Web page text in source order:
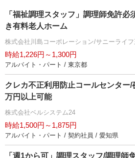
「福祉調理スタッフ」調理師免許必
き有料老人ホーム
株式会社川島コーポレーション/サニーライフ
時給1,226円～1,300円
アルバイト・パート / 東京都
クレカ不正利用防止コールセンター
万円以上可能
株式会社ベルシステム24
時給1,500円～1,875円
アルバイト・パート / 契約社員 / 愛知県
「週1から可」調理スタッフ/調理師